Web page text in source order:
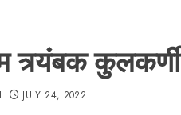
त्र्यंबक कुलकर्णी
JULY 24, 2022